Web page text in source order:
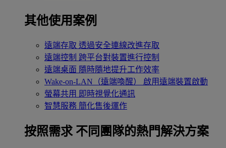
其他使用案例
遠端存取 透過安全連線改進存取
遠端控制 跨平台對裝置進行控制
遠端桌面 隨時隨地提升工作效率
Wake-on-LAN（遠端喚醒）
啟用遠端裝置啟動
螢幕共用 即時視覺化通訊
智慧服務 簡化售後運作
按照需求 不同團隊的熱門解決方案